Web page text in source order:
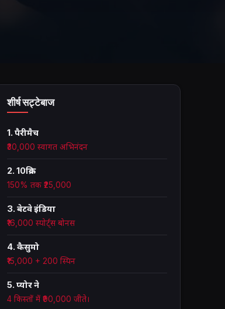
शीर्ष सट्टेबाज
1. पैरीमैच
₹30,000 स्वागत अभिनंदन
2. 10क्रिक
150% तक ₹25,000
3. बेटवे इंडिया
₹16,000 स्पोर्ट्स बोनस
4. कैसुमो
₹15,000 + 200 स्पिन
5. प्योर ने
4 किस्तों में ₹90,000 जीते।